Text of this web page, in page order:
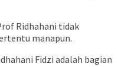
Ridhahani tidak
manapun.
Fidzi adalah bagian